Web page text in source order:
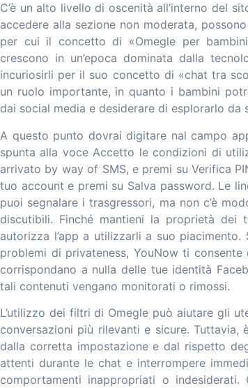
C’è un alto livello di oscenità all’interno del
accedere alla sezione non moderata,
per cui il concetto di «Omegle per
crescono in un’epoca dominata dalla
incuriosirli per il suo concetto di «chat tra
un ruolo importante, in quanto i bambini
dai social media e desiderare di esplorarlo da
A questo punto dovrai digitare nal campo
spunta alla voce Accetto le condizioni di
arrivato by way of SMS, e premi su Verifica
tuo account e premi su Salva password. Le
puoi segnalare i trasgressori, ma non c’è
discutibili. Finché mantieni la proprietà dei
autorizza l’app a utilizzarli a suo
problemi di privateness, YouNow ti
corrispondano a nulla delle tue identità
tali contenuti vengano monitorati o rimossi.
L’utilizzo dei filtri di Omegle può aiutare gli
conversazioni più rilevanti e sicure.
dalla corretta impostazione e dal rispetto
attenti durante le chat e interrompere
comportamenti inappropriati o